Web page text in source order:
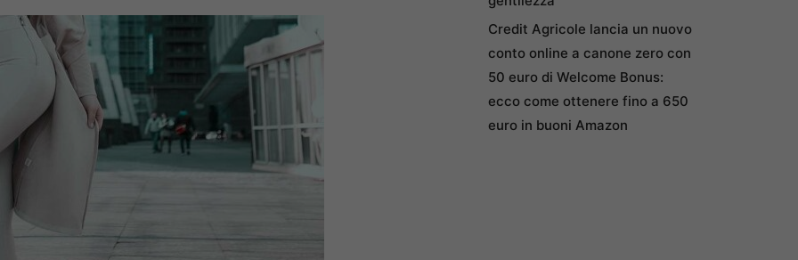
Credit Agricole lancia un nuovo
conto online a canone zero con
50 euro di Welcome Bonus:
ecco come ottenere fino a 650
euro in buoni Amazon